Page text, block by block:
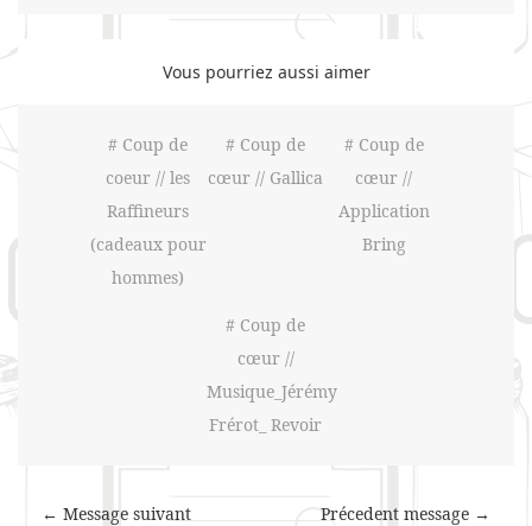
Vous pourriez aussi aimer
# Coup de
coeur // les
Raffineurs
(cadeaux pour
hommes)
# Coup de
cœur // Gallica
# Coup de
cœur //
Application
Bring
# Coup de
cœur //
Musique_Jérémy
Frérot_ Revoir
Précedent message →
← Message suivant